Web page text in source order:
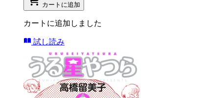
カートに追加
カートに追加しました
試し読み